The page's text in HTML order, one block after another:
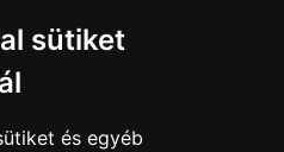
sütiket
és egyéb
feltételek